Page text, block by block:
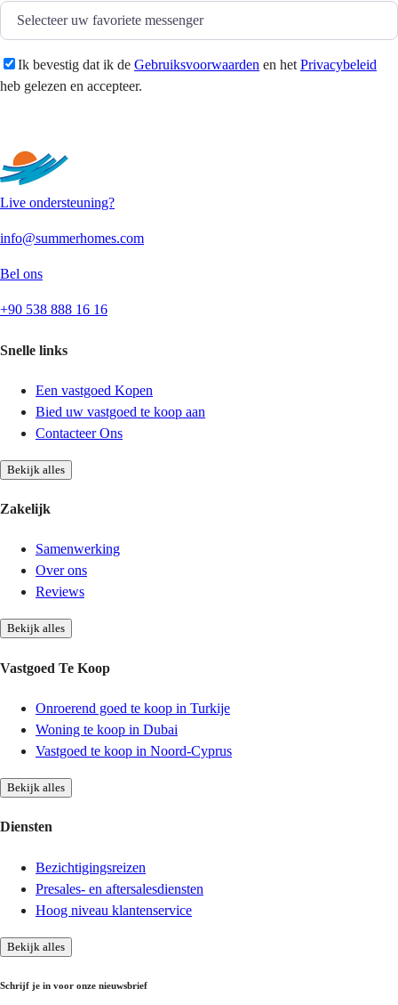
Ik bevestig dat ik de Gebruiksvoorwaarden en het Privacybeleid
heb gelezen en accepteer.
Live ondersteuning?
info@summerhomes.com
Bel ons
+90 538 888 16 16
Snelle links
Een vastgoed Kopen
Bied uw vastgoed te koop aan
Contacteer Ons
Bekijk alles
Zakelijk
Samenwerking
Over ons
Reviews
Bekijk alles
Vastgoed Te Koop
Onroerend goed te koop in Turkije
Woning te koop in Dubai
Vastgoed te koop in Noord-Cyprus
Bekijk alles
Diensten
Bezichtigingsreizen
Presales- en aftersalesdiensten
Hoog niveau klantenservice
Bekijk alles
Schrijf je in voor onze nieuwsbrief